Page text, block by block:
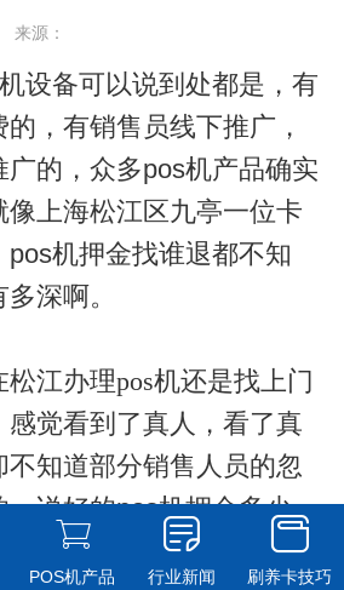
来源：
设备可以说到处都是，有
，有销售员线下推广，
的，众多pos机产品确实
像上海松江区九亭一位卡
机押金找谁退都不知
深啊。
松江办理pos机还是找上门
感觉看到了真人，看了真
不知道部分销售人员的忽
，说好的pos机押金多少
结果迟迟无法兑现。当你
POS机产品 行业新闻 刷养卡技巧